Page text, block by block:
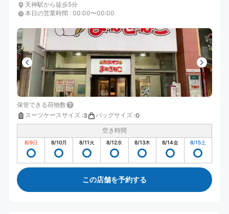
天神駅から徒歩5分
本日の営業時間 : 00:00〜00:00
保管できる荷物数
スーツケースサイズ :3 バッグサイズ :0
空き時間
8/9日 8/10月 8/11火 8/12水 8/13木 8/14金 8/15土
この店舗を予約する